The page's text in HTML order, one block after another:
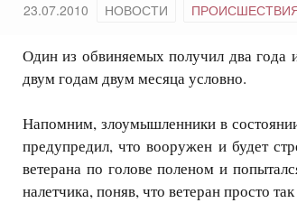
23.07.2010 НОВОСТИ
Один из обвиняемых получил два года
двум годам двум месяца условно.
Напомним, злоумышленники в
предупредил, что вооружен и будет
ветерана по голове поленом и
налетчика, поняв, что ветеран просто